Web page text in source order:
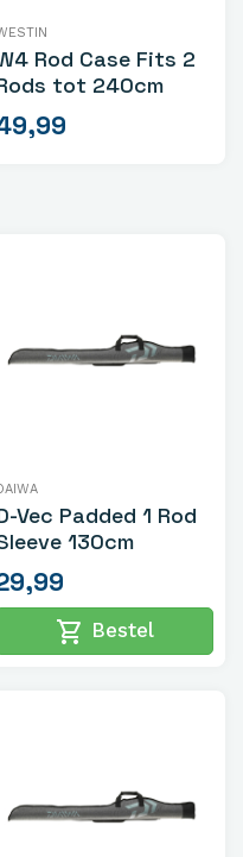
Rod Case Fits 2
tot 240cm
Vec Padded 1 Rod
130cm
shopping_cart Bestel